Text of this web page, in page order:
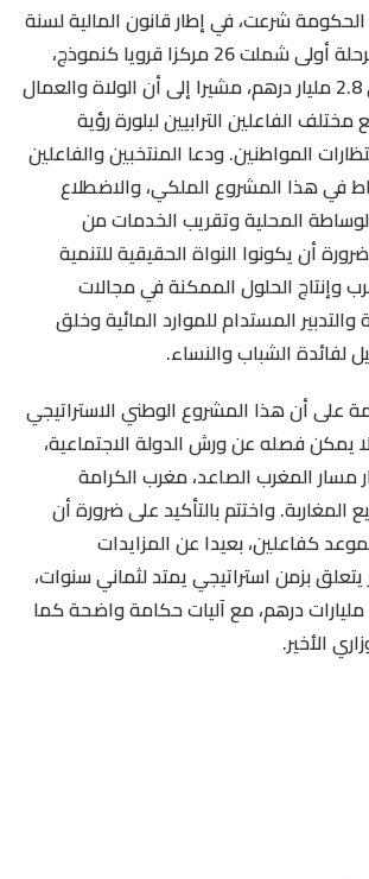
شرعت، في إطار قانون المالية لسنة
2026، في إطلاق مرحلة أولى شملت 26 مركزا قرويا كنموذج،
بتكلفة بلغت حوالي 2.8 مليار درهم، مشيرا إلى أن الولاة والعمال
الفاعلين الترابيين لبلورة رؤية
المواطنين. ودعا المنتخبين والفاعلين
في هذا المشروع الملكي، والاضطلاع
المحلية وتقريب الخدمات من
أن يكونوا النواة الحقيقية للتنمية
وإنتاج الحلول الممكنة في مجالات
المستدام للموارد المائية وخلق
الشباب والنساء.
على أن هذا المشروع الوطني الاستراتيجي
فصله عن ورش الدولة الاجتماعية،
مسار المغرب الصاعد، مغرب الكرامة
واختتم بالتأكيد على ضرورة أن
كفاعلين، بعيدا عن المزايدات
يتعلق بزمن استراتيجي يمتد لثماني سنوات،
وتفوق كلفته 210 مليارات درهم، مع آليات حكامة واضحة كما
الأخير.